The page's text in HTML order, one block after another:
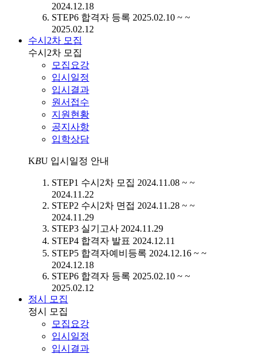
2024.12.18
STEP6 합격자 등록 2025.02.10 ~ ~
2025.02.12
수시2차 모집
수시2차 모집
모집요강
입시일정
입시결과
원서접수
지원현황
공지사항
입학상담
KBU 입시일정 안내
STEP1 수시2차 모집 2024.11.08 ~ ~
2024.11.22
STEP2 수시2차 면접 2024.11.28 ~ ~
2024.11.29
STEP3 실기고사 2024.11.29
STEP4 합격자 발표 2024.12.11
STEP5 합격자예비등록 2024.12.16 ~ ~
2024.12.18
STEP6 합격자 등록 2025.02.10 ~ ~
2025.02.12
정시 모집
정시 모집
모집요강
입시일정
입시결과